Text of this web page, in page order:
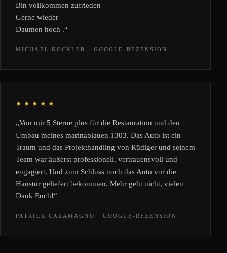
Bin vollkommen zufrieden
Gerne wieder
Daumen hoch .“
MICHAEL KOCKLER · GOOGLE-REZENSION
★★★★★
„Von mir 5 Sterne plus für die Restauration und den
Umbau meines marinablauen 1303. Das Auto ist ein
Traum und das Projekthandling von Rüdiger und seinem
Team war äußerst professionell, vertrauensvoll und
engagiert. Und zum Schluss noch das Auto vor die
Haustür geliefert bekommen. Mehr geht nicht, vielen
Dank Euch!“
PATRICK CARAMAGNO · GOOGLE-REZENSION